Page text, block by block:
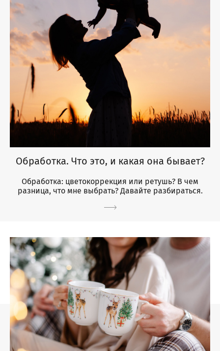
Обработка. Что это, и какая она бывает?
Обработка: цветокоррекция или ретушь? В чем
разница, что мне выбрать? Давайте разбираться.